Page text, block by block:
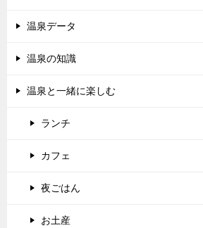
温泉データ
温泉の知識
温泉と一緒に楽しむ
ランチ
カフェ
夜ごはん
お土産